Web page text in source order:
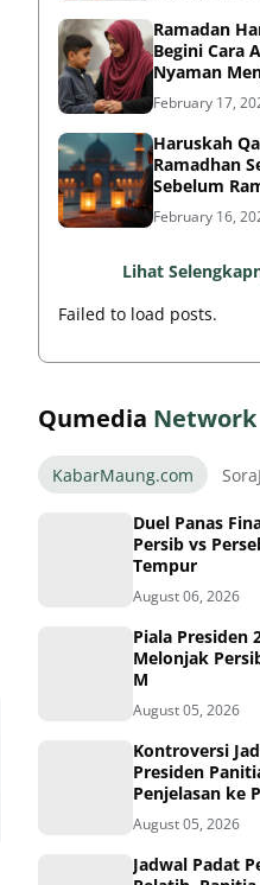
Ramadan
Begini Cara
Nyaman
February 17,
Haruskah
Ramadhan
Sebelum
Berikutnya?
February 16,
Lihat
Failed to load posts.
Qumedia Network
KabarMaung.com
Duel Panas
Persib vs
Tempur
August 06, 2026
Piala Presiden
Melonjak
M
August 05, 2026
Kontroversi
Presiden
Penjelasan ke
August 05, 2026
Jadwal Padat